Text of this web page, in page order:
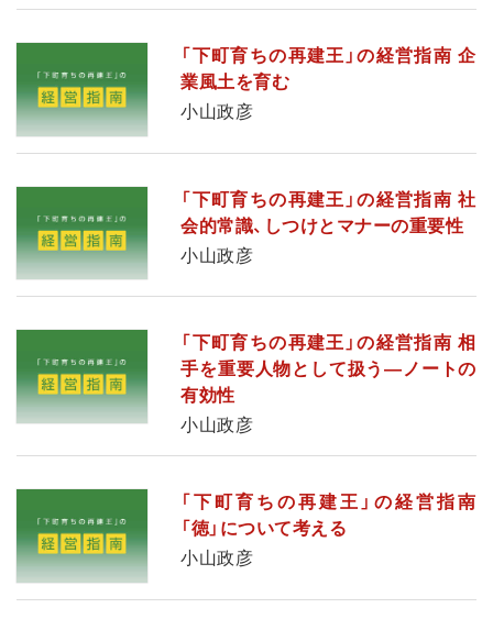
「下町育ちの再建王」の経営指南 企
業風土を育む
小山政彦
「下町育ちの再建王」の経営指南 社
会的常識、しつけとマナーの重要性
小山政彦
「下町育ちの再建王」の経営指南 相
手を重要人物として扱う―ノートの
有効性
小山政彦
「下町育ちの再建王」の経営指南
「徳」について考える
小山政彦